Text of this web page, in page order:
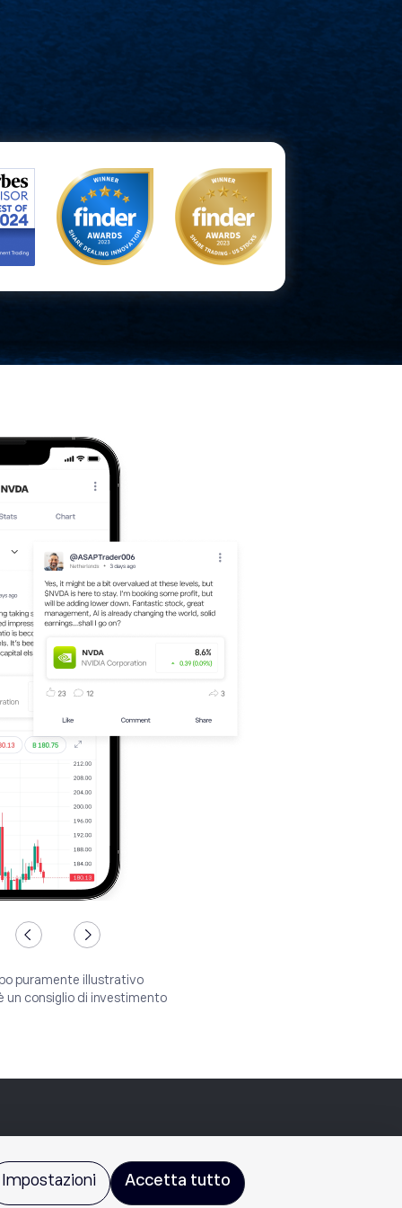
LLOY.L
-1.96%
114.78
puramente illustrativo
un consiglio di investimento
Impostazioni Accetta tutto